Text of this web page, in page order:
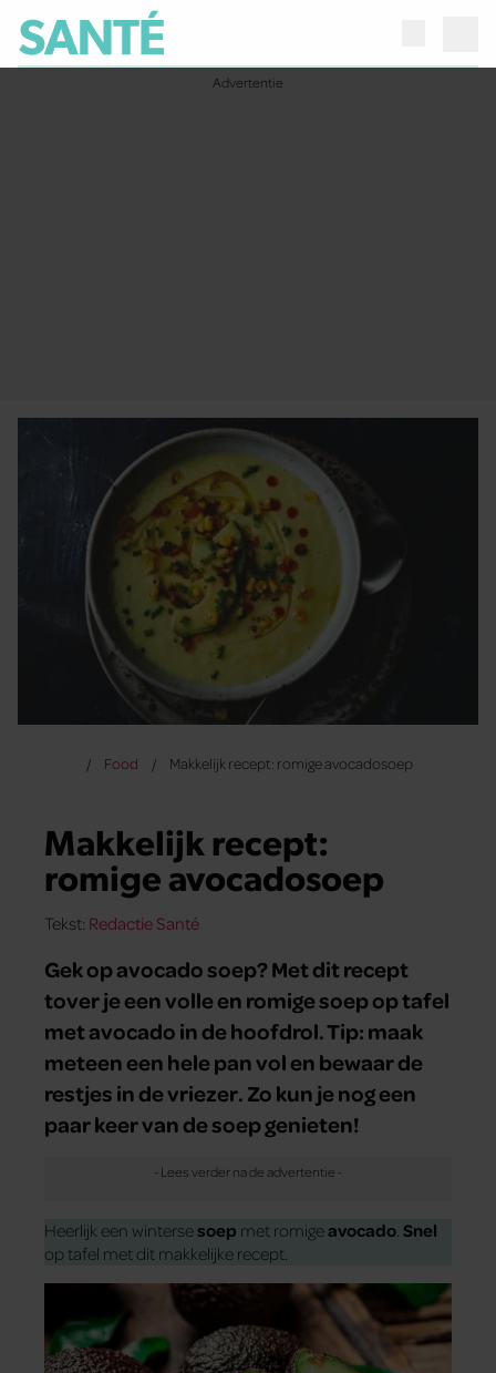
Food Makkelijk recept: romige avocadosoep
Makkelijk recept:
romige avocadosoep
Tekst: Redactie Santé
Gek op avocado soep? Met dit recept
tover je een volle en romige soep op tafel
met avocado in de hoofdrol. Tip: maak
meteen een hele pan vol en bewaar de
restjes in de vriezer. Zo kun je nog een
paar keer van de soep genieten!
Heerlijk een wintersesoep met romigeavocado Snel
op tafel met dit makkelijke recept.